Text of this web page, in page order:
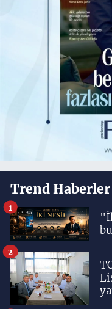
Trend Haberler
1
2